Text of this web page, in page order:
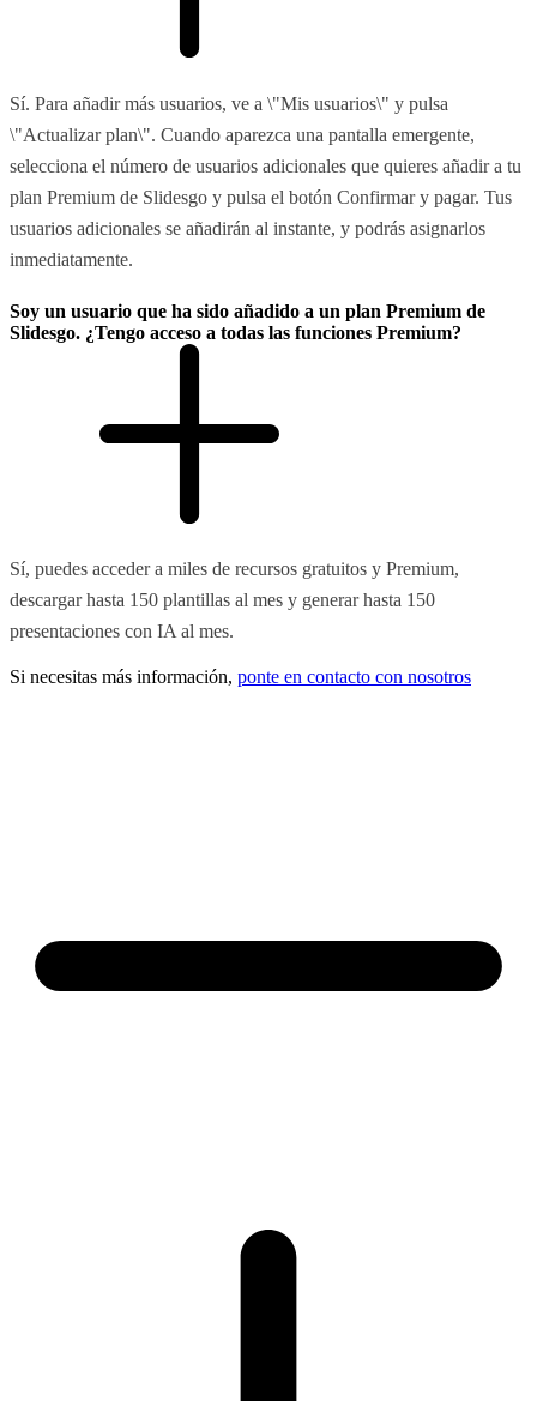
Sí. Para añadir más usuarios, ve a \"Mis usuarios\" y pulsa
\"Actualizar plan\". Cuando aparezca una pantalla emergente,
selecciona el número de usuarios adicionales que quieres añadir a tu
plan Premium de Slidesgo y pulsa el botón Confirmar y pagar. Tus
usuarios adicionales se añadirán al instante, y podrás asignarlos
inmediatamente.
Soy un usuario que ha sido añadido a un plan Premium de
Slidesgo. ¿Tengo acceso a todas las funciones Premium?
Sí, puedes acceder a miles de recursos gratuitos y Premium,
descargar hasta 150 plantillas al mes y generar hasta 150
presentaciones con IA al mes.
Si necesitas más información, ponte en contacto con nosotros